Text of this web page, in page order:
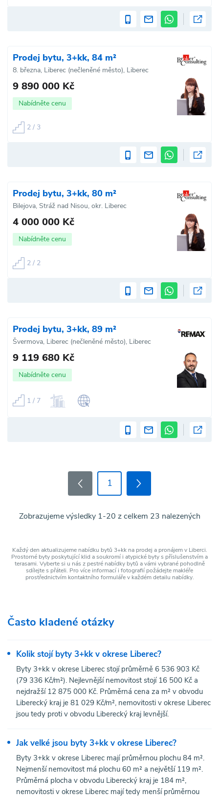
Prodej bytu, 3+kk, 84 m²
8. března, Liberec (nečleněné město), Liberec
9 890 000 Kč
Nabídněte cenu
2 / 3
Prodej bytu, 3+kk, 80 m²
Bilejova, Stráž nad Nisou, okr. Liberec
4 000 000 Kč
Nabídněte cenu
2 / 2
Prodej bytu, 3+kk, 89 m²
Švermova, Liberec (nečleněné město), Liberec
9 119 680 Kč
Nabídněte cenu
1 / 7
1
Zobrazujeme výsledky 1-20 z celkem 23 nalezených
Každý den aktualizujeme nabídku bytů 3+kk na prodej a pronájem v Liberci.
Prostorné byty poskytující klid a soukromí i atypické byty s příslušenstvím a
terasami. Vyberte si u nás z pestré nabídky bytů a vámi vybrané pohodlně
sdílejte s přáteli. Pro více informací i fotografií požádejte makléře
prostřednictvím kontaktního formuláře v každém detailu nabídky.
Často kladené otázky
Kolik stojí byty 3+kk v okrese Liberec?
Byty 3+kk v okrese Liberec stojí průměrně 6 536 903 Kč
(79 336 Kč/m²). Nejlevnější nemovitost stojí 16 500 Kč a
nejdražší 12 875 000 Kč. Průměrná cena za m² v obvodu
Liberecký kraj je 81 029 Kč/m², nemovitosti v okrese Liberec
jsou tedy proti v obvodu Liberecký kraj levnější.
Jak velké jsou byty 3+kk v okrese Liberec?
Byty 3+kk v okrese Liberec mají průměrnou plochu 84 m².
Nejmenší nemovitost má plochu 60 m² a největší 119 m².
Průměrná plocha v obvodu Liberecký kraj je 184 m²,
nemovitosti v okrese Liberec mají tedy menší průměrnou